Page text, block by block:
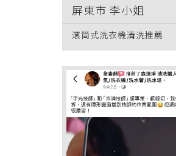
屏東市 李小姐
滾筒式洗衣機清洗推薦